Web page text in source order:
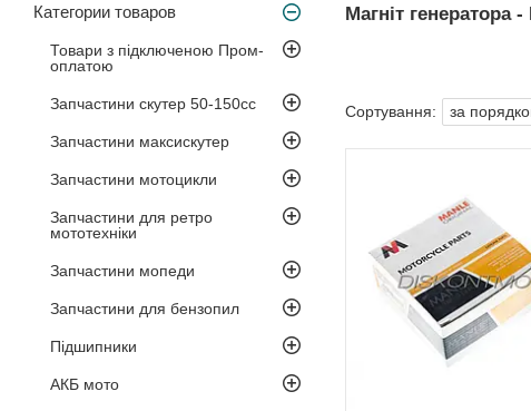
Категории товаров
Товари з підключеною Пром-
оплатою
Запчастини скутер 50-150cc
Запчастини максискутер
Запчастини мотоцикли
Запчастини для ретро
мототехніки
Запчастини мопеди
Запчастини для бензопил
Підшипники
АКБ мото
Магніт генератора